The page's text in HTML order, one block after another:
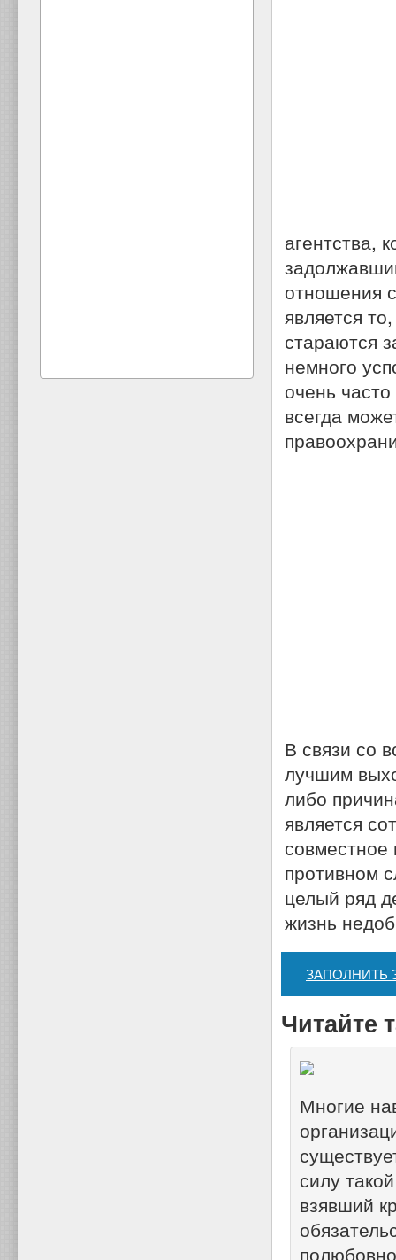
агентства,
отношения
является
стараются
немного
очень
всегда
В связи со
лучшим
либо
является
противном
целый ряд
жизнь
ЗАПОЛНИТЬ
Читайте
Многие
силу
взявший
полюбовно